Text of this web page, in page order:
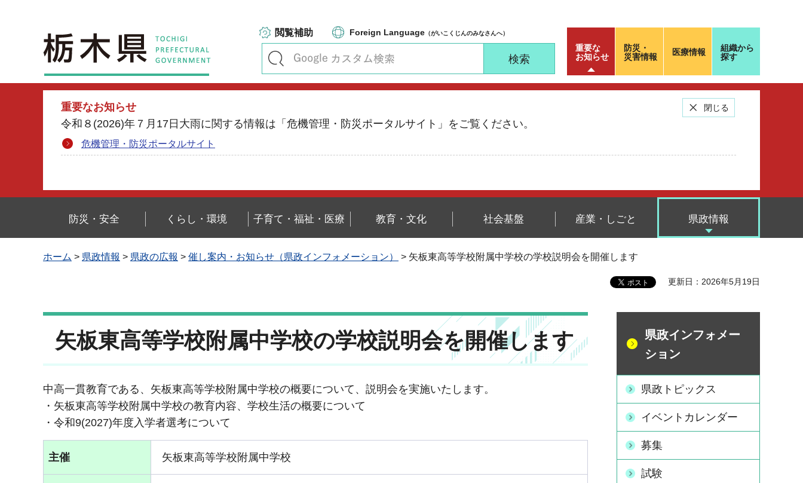
栃木県
閲覧補助 Foreign Language （がいこくじんのみなさんへ）
重要な
お知らせ
重要なお知らせ
令和８(2026)年７月17日大雨に関する情報は「危機管理・防災ポータルサイト」をご覧ください。
危機管理・防災ポータルサイト
閉じる
防災・
災害情報
医療情報
組織から
探す
防災・安全 くらし・環境 子育て・福祉・医療 教育・文化 社会基盤 産業・しごと 県政情報
ホーム > 県政情報 > 県政の広報 > 催し案内・お知らせ（県政インフォメーション） > 矢板東高等学校附属中学校の学校説明会を開催します
更新日：2026年5月19日
矢板東高等学校附属中学校の学校説明会を開催します
中高一貫教育である、矢板東高等学校附属中学校の概要について、説明会を実施いたします。
・矢板東高等学校附属中学校の教育内容、学校生活の概要について
・令和9(2027)年度入学者選考について
主催 矢板東高等学校附属中学校
県政インフォメー
ション
県政トピックス
イベントカレンダー
募集
試験